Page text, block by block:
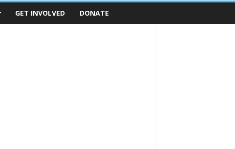
GET INVOLVED DONATE